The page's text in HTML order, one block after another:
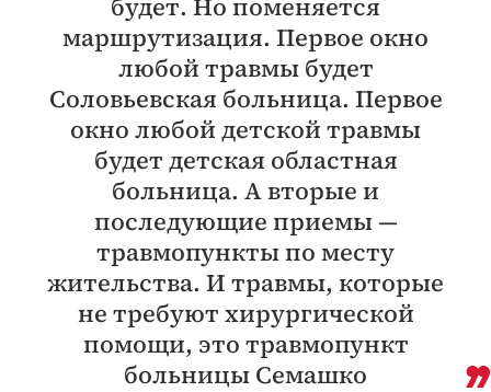
будет. Но поменяется
маршрутизация. Первое окно
любой травмы будет
Соловьевская больница. Первое
окно любой детской травмы
будет детская областная
больница. А вторые и
последующие приемы —
травмопункты по месту
жительства. И травмы, которые
не требуют хирургической
помощи, это травмопункт
больницы Семашко